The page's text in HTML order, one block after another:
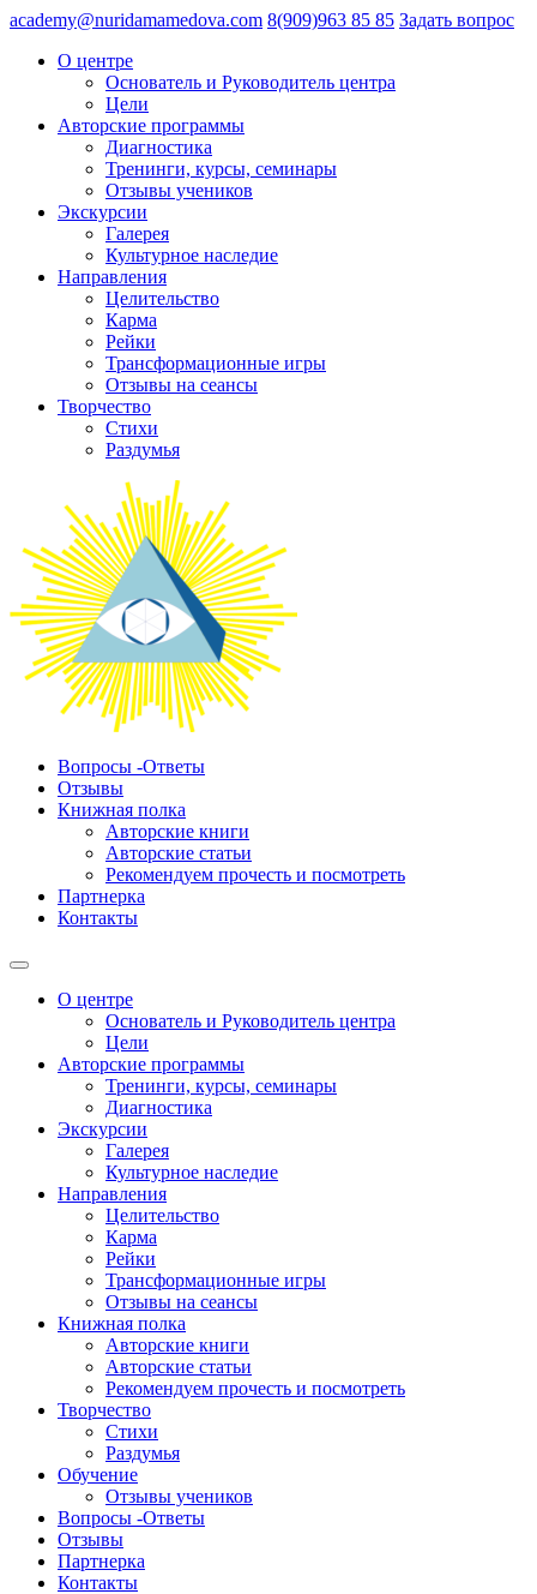
academy@nuridamamedova.com 8(909)963 85 85 Задать вопрос
О центре
Основатель и Руководитель центра
Цели
Авторские программы
Диагностика
Тренинги, курсы, семинары
Отзывы учеников
Экскурсии
Галерея
Культурное наследие
Направления
Целительство
Карма
Рейки
Трансформационные игры
Отзывы на сеансы
Творчество
Стихи
Раздумья
Вопросы -Ответы
Отзывы
Книжная полка
Авторские книги
Авторские статьи
Рекомендуем прочесть и посмотреть
Партнерка
Контакты
О центре
Основатель и Руководитель центра
Цели
Авторские программы
Тренинги, курсы, семинары
Диагностика
Экскурсии
Галерея
Культурное наследие
Направления
Целительство
Карма
Рейки
Трансформационные игры
Отзывы на сеансы
Книжная полка
Авторские книги
Авторские статьи
Рекомендуем прочесть и посмотреть
Творчество
Стихи
Раздумья
Обучение
Отзывы учеников
Вопросы -Ответы
Отзывы
Партнерка
Контакты